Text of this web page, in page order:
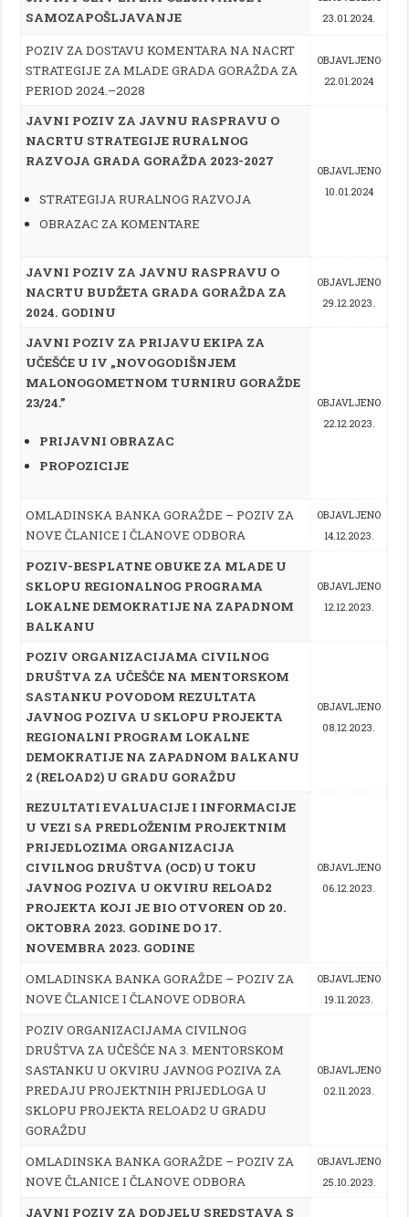
SAMOZAPOŠLJAVANJE
23.01.2024.
POZIV ZA DOSTAVU KOMENTARA NA NACRT
STRATEGIJE ZA MLADE GRADA GORAŽDA ZA
PERIOD 2024.–2028
OBJAVLJENO
22.01.2024
JAVNI POZIV ZA JAVNU RASPRAVU O
NACRTU STRATEGIJE RURALNOG
RAZVOJA GRADA GORAŽDA 2023-2027
STRATEGIJA RURALNOG RAZVOJA
OBRAZAC ZA KOMENTARE
OBJAVLJENO
10.01.2024
JAVNI POZIV ZA JAVNU RASPRAVU O
NACRTU BUDŽETA GRADA GORAŽDA ZA
2024. GODINU
OBJAVLJENO
29.12.2023.
JAVNI POZIV ZA PRIJAVU EKIPA ZA
UČEŠĆE U IV „NOVOGODIŠNJEM
MALONOGOMETNOM TURNIRU GORAŽDE
23/24.”
PRIJAVNI OBRAZAC
PROPOZICIJE
OBJAVLJENO
22.12.2023.
OMLADINSKA BANKA GORAŽDE – POZIV ZA
NOVE ČLANICE I ČLANOVE ODBORA
OBJAVLJENO
14.12.2023.
POZIV-BESPLATNE OBUKE ZA MLADE U
SKLOPU REGIONALNOG PROGRAMA
LOKALNE DEMOKRATIJE NA ZAPADNOM
BALKANU
OBJAVLJENO
12.12.2023.
POZIV ORGANIZACIJAMA CIVILNOG
DRUŠTVA ZA UČEŠĆE NA MENTORSKOM
SASTANKU POVODOM REZULTATA
JAVNOG POZIVA U SKLOPU PROJEKTA
REGIONALNI PROGRAM LOKALNE
DEMOKRATIJE NA ZAPADNOM BALKANU
2 (RELOAD2) U GRADU GORAŽDU
OBJAVLJENO
08.12.2023.
REZULTATI EVALUACIJE I INFORMACIJE
U VEZI SA PREDLOŽENIM PROJEKTNIM
PRIJEDLOZIMA ORGANIZACIJA
CIVILNOG DRUŠTVA (OCD) U TOKU
JAVNOG POZIVA U OKVIRU RELOAD2
PROJEKTA KOJI JE BIO OTVOREN OD 20.
OKTOBRA 2023. GODINE DO 17.
NOVEMBRA 2023. GODINE
OBJAVLJENO
06.12.2023.
OMLADINSKA BANKA GORAŽDE – POZIV ZA
NOVE ČLANICE I ČLANOVE ODBORA
OBJAVLJENO
19.11.2023.
POZIV ORGANIZACIJAMA CIVILNOG
DRUŠTVA ZA UČEŠĆE NA 3. MENTORSKOM
SASTANKU U OKVIRU JAVNOG POZIVA ZA
PREDAJU PROJEKTNIH PRIJEDLOGA U
SKLOPU PROJEKTA RELOAD2 U GRADU
GORAŽDU
OBJAVLJENO
02.11.2023.
OMLADINSKA BANKA GORAŽDE – POZIV ZA
NOVE ČLANICE I ČLANOVE ODBORA
OBJAVLJENO
25.10.2023.
JAVNI POZIV ZA DODJELU SREDSTAVA S